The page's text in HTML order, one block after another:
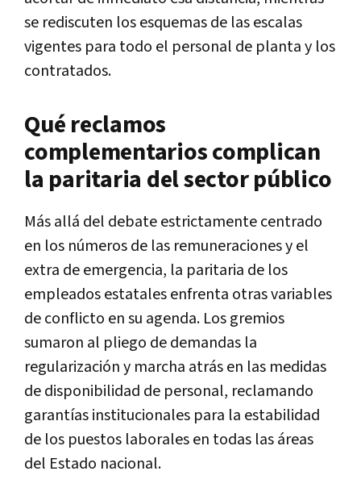
se rediscuten los esquemas de las escalas
vigentes para todo el personal de planta y los
contratados.
Qué reclamos
complementarios complican
la paritaria del sector público
Más allá del debate estrictamente centrado
en los números de las remuneraciones y el
extra de emergencia, la paritaria de los
empleados estatales enfrenta otras variables
de conflicto en su agenda. Los gremios
sumaron al pliego de demandas la
regularización y marcha atrás en las medidas
de disponibilidad de personal, reclamando
garantías institucionales para la estabilidad
de los puestos laborales en todas las áreas
del Estado nacional.